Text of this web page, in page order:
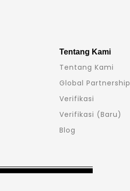
Tentang Kami
Tentang Kami
Global Partnership
Verifikasi
Verifikasi (Baru)
Blog